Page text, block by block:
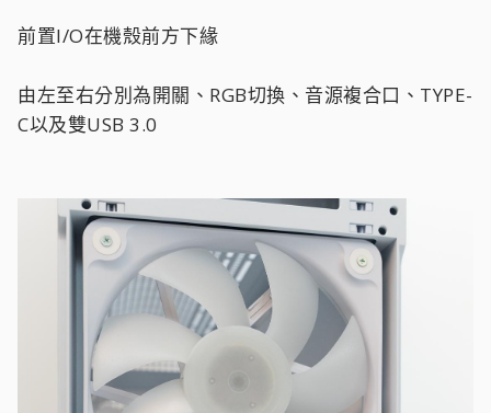
前置I/O在機殼前方下緣
由左至右分別為開關、RGB切換、音源複合口、TYPE-
C以及雙USB 3.0